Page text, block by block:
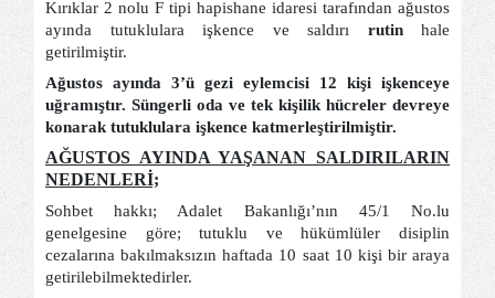
Kırıklar 2 nolu F tipi hapishane idaresi tarafından ağustos
ayında tutuklulara işkence ve saldırı rutinhale
getirilmiştir.
Ağustos ayında 3’ü gezi eylemcisi 12 kişi işkenceye
uğramıştır. Süngerli oda ve tek kişilik hücreler devreye
konarak tutuklulara işkence katmerleştirilmiştir.
AĞUSTOS AYINDA YAŞANAN SALDIRILARIN
NEDENLERİ;
Sohbet hakkı; Adalet Bakanlığı’nın 45/1 No.lu
genelgesine göre; tutuklu ve hükümlüler disiplin
cezalarına bakılmaksızın haftada 10 saat 10 kişi bir araya
getirilebilmektedirler.